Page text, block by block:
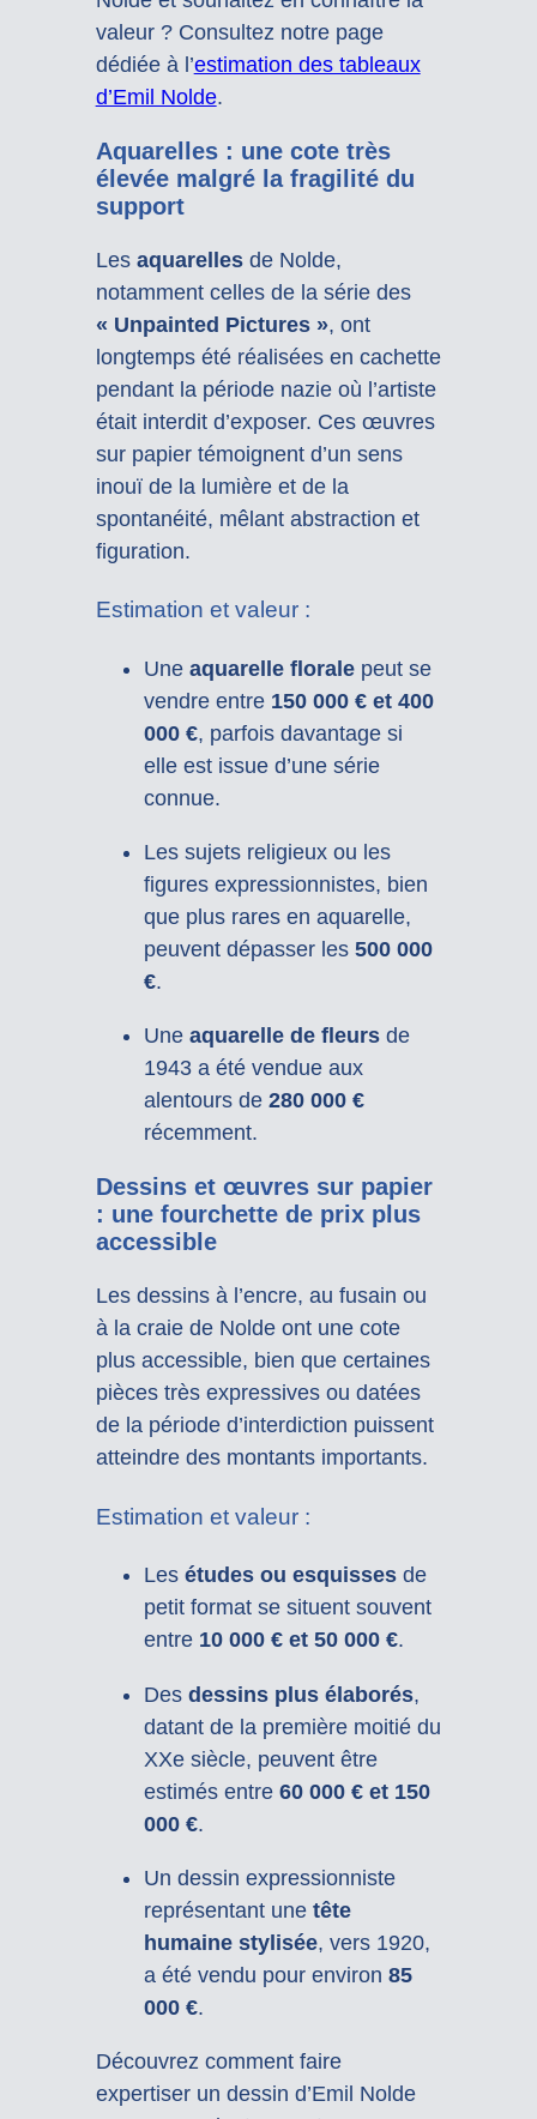
valeur ? Consultez notre page
dédiée à l’estimation des tableaux
d’Emil Nolde.
Aquarelles : une cote très
élevée malgré la fragilité du
support
Les aquarellesde Nolde,
notamment celles de la série des
« Unpainted Pictures », ont
longtemps été réalisées en cachette
pendant la période nazie où l’artiste
était interdit d’exposer. Ces œuvres
sur papier témoignent d’un sens
inouï de la lumière et de la
spontanéité, mêlant abstraction et
figuration.
Estimation et valeur :
Une aquarelle floralepeut se
vendre entre 150 000 € et 400
000 €, parfois davantage si
elle est issue d’une série
connue.
Les sujets religieux ou les
figures expressionnistes, bien
que plus rares en aquarelle,
peuvent dépasser les 500 000
€.
Une aquarelle de fleursde
1943 a été vendue aux
alentours de 280 000 €
récemment.
Dessins et œuvres sur papier
: une fourchette de prix plus
accessible
Les dessins à l’encre, au fusain ou
à la craie de Nolde ont une cote
plus accessible, bien que certaines
pièces très expressives ou datées
de la période d’interdiction puissent
atteindre des montants importants.
Estimation et valeur :
Les études ou esquissesde
petit format se situent souvent
entre 10 000 € et 50 000 €.
Des dessins plus élaborés,
datant de la première moitié du
XXe siècle, peuvent être
estimés entre 60 000 € et 150
000 €.
Un dessin expressionniste
représentant une tête
humaine stylisée, vers 1920,
a été vendu pour environ 85
000 €.
Découvrez comment faire
expertiser un dessin d’Emil Nolde